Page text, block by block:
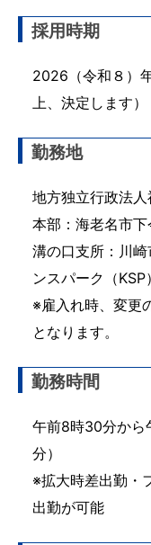
採用時期
2026（令和８）
上、決定します）
勤務地
地方独立行政法
本部：海老名市
溝の口支所：川
ンスパーク（KSP
※雇入れ時、変更
となります。
勤務時間
午前8時30分から
分）
※拡大時差出勤・
出勤が可能